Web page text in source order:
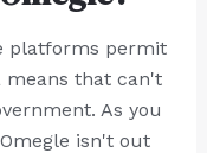
platforms permit
that can't
As you
isn't out